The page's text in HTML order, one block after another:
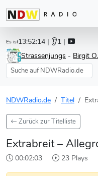
Es ist13:52:14 | 👂1 |
Strassenjungs - Birgit O.
NDWRadio.de Titel
Zurück zur Titelliste
Extrabreit –
00:02:03 23 Plays